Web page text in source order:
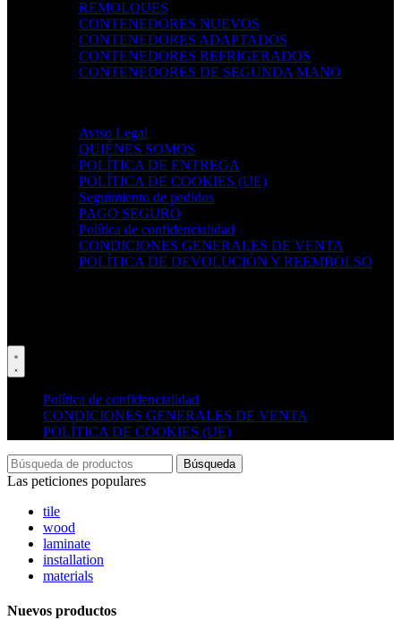
REMOLQUES
CONTENEDORES NUEVOS
CONTENEDORES ADAPTADOS
CONTENEDORES REFRIGERADOS
CONTENEDORES DE SEGUNDA MANO
Aviso Legal
QUIÉNES SOMOS
POLÍTICA DE ENTREGA
POLÍTICA DE COOKIES (UE)
Seguimiento de pedidos
PAGO SEGURO
Política de confidencialidad
CONDICIONES GENERALES DE VENTA
POLÍTICA DE DEVOLUCIÓN Y REEMBOLSO
Política de confidencialidad
CONDICIONES GENERALES DE VENTA
POLÍTICA DE COOKIES (UE)
Búsqueda
Las peticiones populares
tile
wood
laminate
installation
materials
Nuevos productos